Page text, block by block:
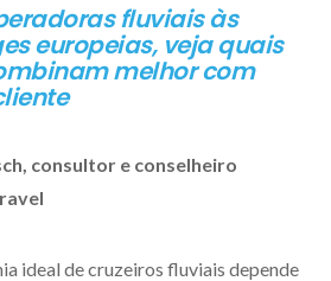
fluviais às
europeias, veja quais
melhor com
consultor e conselheiro
ideal de cruzeiros fluviais depende